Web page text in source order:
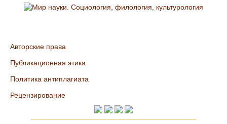
Авторские права
Публикационная этика
Политика антиплагиата
Рецензирование